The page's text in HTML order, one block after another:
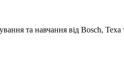
та навчання від Bosch,